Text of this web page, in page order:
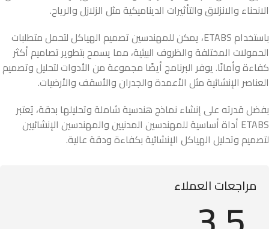
الانحناء والانزلاق والتأثيرات الديناميكية مثل الزلازل والرياح.
باستخدام ETABS، يمكن للمهندسين تصميم الهياكل لتحمل متطلبات
الحمولات المختلفة والظروف البيئية، مما يسمح بتطوير تصاميم أكثر
كفاءة وأمانًا. يوفر البرنامج أيضًا مجموعة من الأدوات لتحليل وتصميم
العناصر الإنشائية مثل الأعمدة والجدران والأسقف والأرضيات.
بفضل قدرته على إنشاء نماذج هندسية شاملة وتحليلها بدقة، يُعتبر
ETABS أداة أساسية للمهندسين المدنيين والمهندسين الإنشائيين
لتصميم وتحليل الهياكل الإنشائية بكفاءة ودقة عالية.
مراجعات العملاء